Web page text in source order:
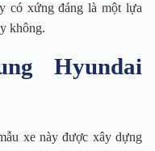
có xứng đáng là một lựa
không.
Hyundai
xe này được xây dựng